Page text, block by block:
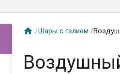
 /Шары с гелием /